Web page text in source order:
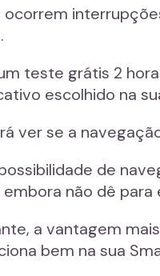
teste grátis 2
escolhido na
ver se a
de
embora não dê
a vantagem
bem na sua